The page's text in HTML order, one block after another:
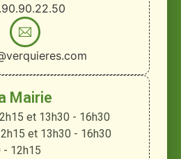
Mairie
et 13h30 - 16h30
et 13h30 - 16h30
- 12h15